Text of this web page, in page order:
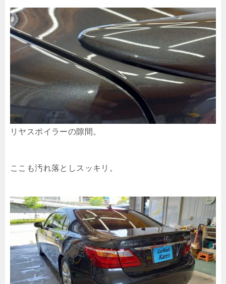
リヤスポイラーの隙間。
ここも汚れ落としスッキリ。